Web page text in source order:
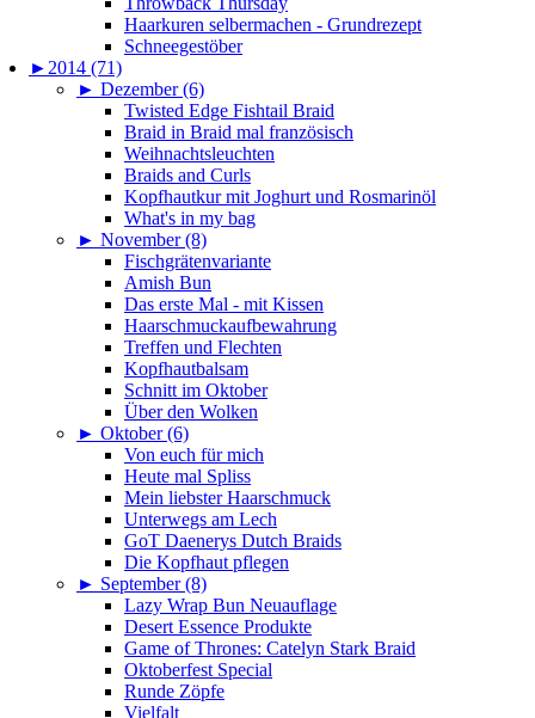
Haarkuren selbermachen - Grundrezept
Schneegestöber
► 2014 (71)
► Dezember (6)
Twisted Edge Fishtail Braid
Braid in Braid mal französisch
Weihnachtsleuchten
Braids and Curls
Kopfhautkur mit Joghurt und Rosmarinöl
What's in my bag
► November (8)
Fischgrätenvariante
Amish Bun
Das erste Mal - mit Kissen
Haarschmuckaufbewahrung
Treffen und Flechten
Kopfhautbalsam
Schnitt im Oktober
Über den Wolken
► Oktober (6)
Von euch für mich
Heute mal Spliss
Mein liebster Haarschmuck
Unterwegs am Lech
GoT Daenerys Dutch Braids
Die Kopfhaut pflegen
► September (8)
Lazy Wrap Bun Neuauflage
Desert Essence Produkte
Game of Thrones: Catelyn Stark Braid
Oktoberfest Special
Runde Zöpfe
Vielfalt